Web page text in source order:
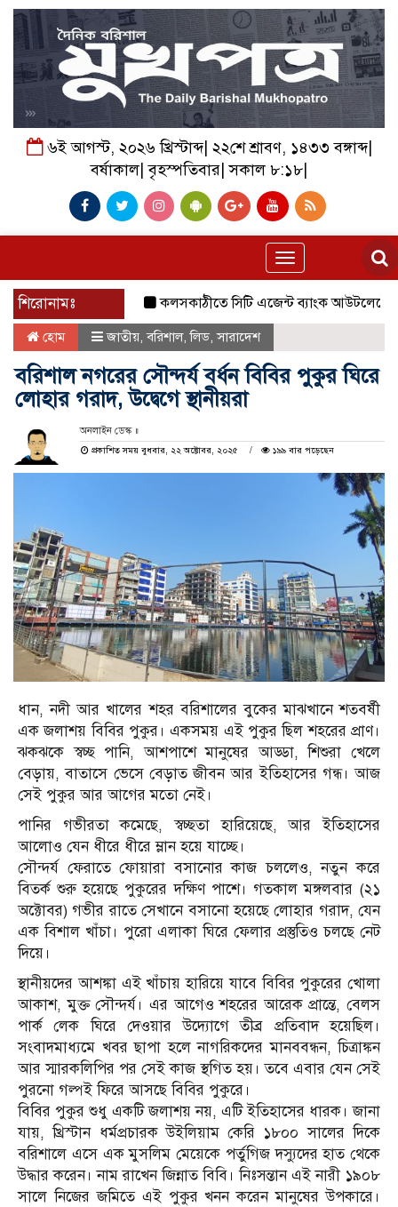
৬ই আগস্ট, ২০২৬ খ্রিস্টাব্দ| ২২শে শ্রাবণ, ১৪৩৩ বঙ্গাব্দ|
বর্ষাকাল| বৃহস্পতিবার| সকাল ৮:১৮|
Toggle
navigation
শিরোনামঃ কলসকাঠীতে সিটি এজেন্ট ব্যাংক আউটলেটের শুভ
হোম জাতীয়,বরিশাল,লিড,সারাদেশ
বরিশাল নগরের সৌন্দর্য বর্ধন বিবির পুকুর ঘিরে
লোহার গরাদ, উদ্বেগে স্থানীয়রা
অনলাইন ডেস্ক ॥
প্রকাশিত সময় বুধবার, ২২ অক্টোবর, ২০২৫
১৯৯ বার পড়েছেন
ধান, নদী আর খালের শহর বরিশালের বুকের মাঝখানে শতবর্ষী
এক জলাশয় বিবির পুকুর। একসময় এই পুকুর ছিল শহরের প্রাণ।
ঝকঝকে স্বচ্ছ পানি, আশপাশে মানুষের আড্ডা, শিশুরা খেলে
বেড়ায়, বাতাসে ভেসে বেড়াত জীবন আর ইতিহাসের গন্ধ। আজ
সেই পুকুর আর আগের মতো নেই।
পানির গভীরতা কমেছে, স্বচ্ছতা হারিয়েছে, আর ইতিহাসের
আলোও যেন ধীরে ধীরে ম্লান হয়ে যাচ্ছে।
সৌন্দর্য ফেরাতে ফোয়ারা বসানোর কাজ চললেও, নতুন করে
বিতর্ক শুরু হয়েছে পুকুরের দক্ষিণ পাশে। গতকাল মঙ্গলবার (২১
অক্টোবর) গভীর রাতে সেখানে বসানো হয়েছে লোহার গরাদ, যেন
এক বিশাল খাঁচা। পুরো এলাকা ঘিরে ফেলার প্রস্তুতিও চলছে নেট
দিয়ে।
স্থানীয়দের আশঙ্কা এই খাঁচায় হারিয়ে যাবে বিবির পুকুরের খোলা
আকাশ, মুক্ত সৌন্দর্য। এর আগেও শহরের আরেক প্রান্তে, বেলস
পার্ক লেক ঘিরে দেওয়ার উদ্যোগে তীব্র প্রতিবাদ হয়েছিল।
সংবাদমাধ্যমে খবর ছাপা হলে নাগরিকদের মানববন্ধন, চিত্রাঙ্কন
আর স্মারকলিপির পর সেই কাজ স্থগিত হয়। তবে এবার যেন সেই
পুরনো গল্পই ফিরে আসছে বিবির পুকুরে।
বিবির পুকুর শুধু একটি জলাশয় নয়, এটি ইতিহাসের ধারক। জানা
যায়, খ্রিস্টান ধর্মপ্রচারক উইলিয়াম কেরি ১৮০০ সালের দিকে
বরিশালে এসে এক মুসলিম মেয়েকে পর্তুগিজ দস্যুদের হাত থেকে
উদ্ধার করেন। নাম রাখেন জিন্নাত বিবি। নিঃসন্তান এই নারী ১৯০৮
সালে নিজের জমিতে এই পুকুর খনন করেন মানুষের উপকারে।